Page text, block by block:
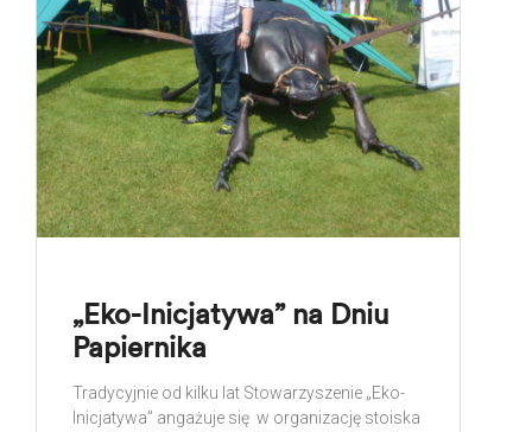
„Eko-Inicjatywa” na Dniu
Papiernika
Tradycyjnie od kilku lat Stowarzyszenie „Eko-
Inicjatywa” angażuje się w organizację stoiska